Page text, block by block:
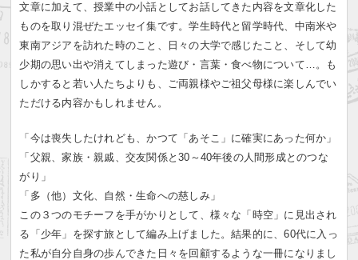
文章に加えて、授業中の小話としてお話してきた内容を文章化した
ものを取り混ぜたエッセイ集です。学生時代と留学時代、中南米や
東南アジアを訪れた時のこと、日々の大学で感じたこと、そして幼
少期の思い出や消えてしまった遊び・言葉・食べ物について…。も
しかすると若い人たちよりも、ご両親様やご祖父母様に楽しんでい
ただける内容かもしれません。
「今は喪失したけれども、かつて「あそこ」に確実にあった何か」
「父親、家族・親戚、交友関係と30～40年後の人間形成とのつな
がり」
「多（他）文化、自然・生命への慈しみ」
この３つのモチーフを手がかりとして、様々な「時空」に見出され
る「少年」を探す旅として編み上げました。結果的に、60代に入っ
た私が自分自身の歩んできた日々を回顧するような一冊になりまし